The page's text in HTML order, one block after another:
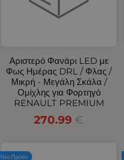
Αριστερό Φανάρι LED με
Φως Ημέρας DRL / Φλας /
Μικρή - Μεγάλη Σκάλα /
Ομίχλης για Φορτηγό
RENAULT PREMIUM
270.99 €
Νέο Προϊόν